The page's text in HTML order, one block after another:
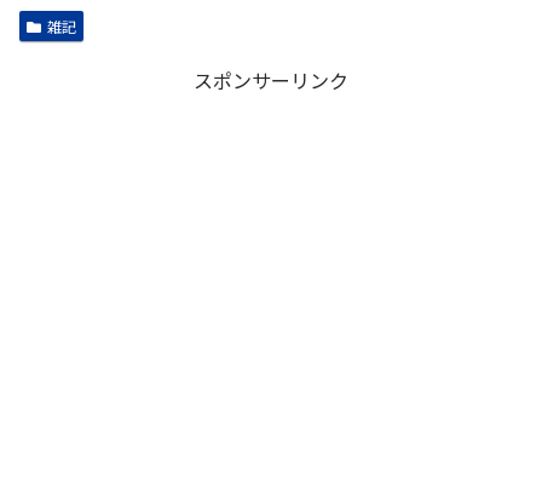
雑記
スポンサーリンク